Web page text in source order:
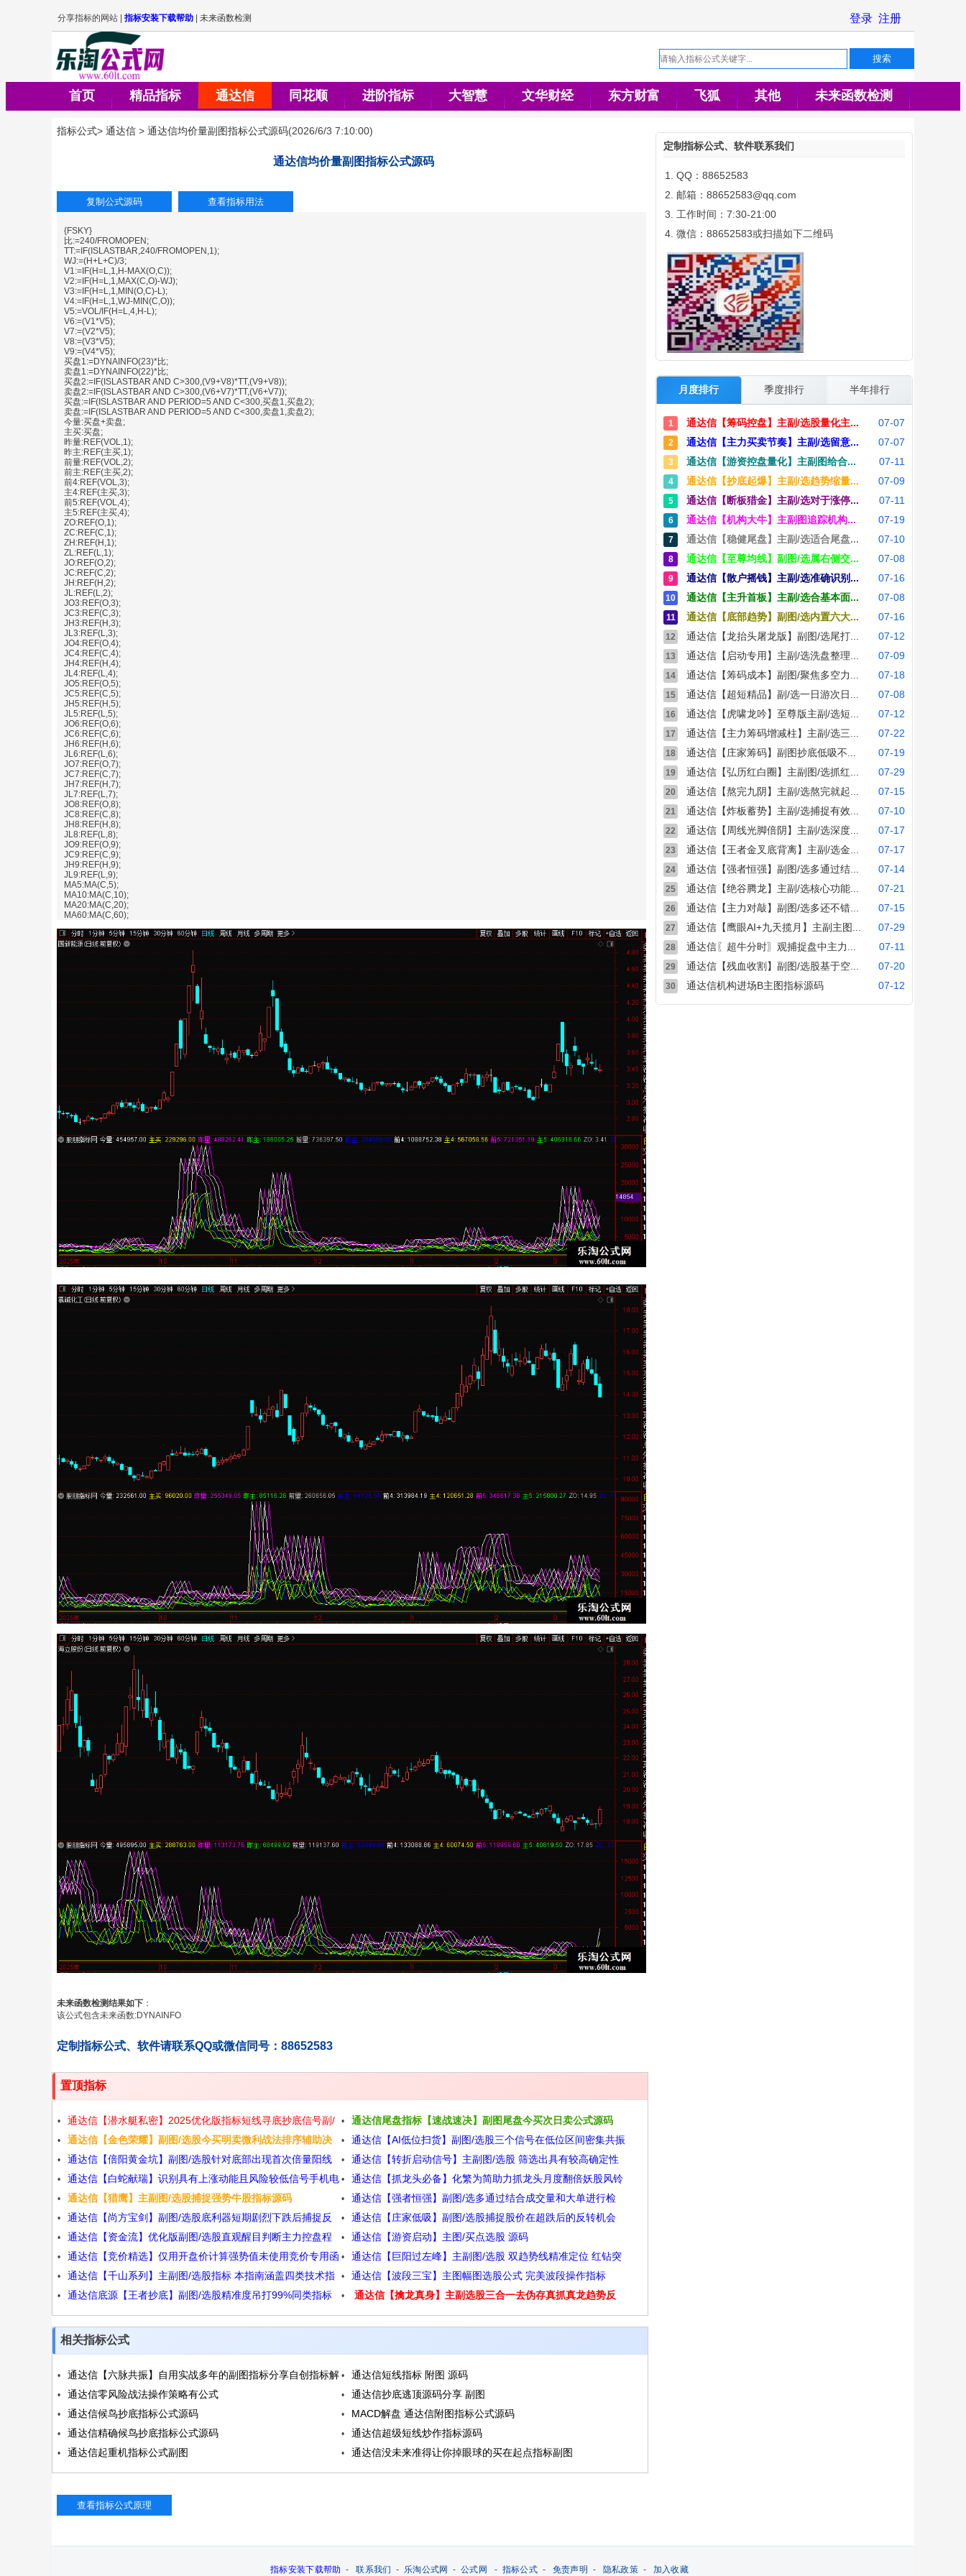
首页 精品指标 通达信 同花顺 进阶指标 大智慧 文华财经 东方财富 飞狐 其他 未来函数检测
指标公式> 通达信 > 通达信均价量副图指标公式源码(2026/6/3 7:10:00)
通达信均价量副图指标公式源码
{FSKY}
比:=240/FROMOPEN;
TT:=IF(ISLASTBAR,240/FROMOPEN,1);
WJ:=(H+L+C)/3;
V1:=IF(H=L,1,H-MAX(O,C));
V2:=IF(H=L,1,MAX(C,O)-WJ);
V3:=IF(H=L,1,MIN(O,C)-L);
V4:=IF(H=L,1,WJ-MIN(C,O));
V5:=VOL/IF(H=L,4,H-L);
V6:=(V1*V5);
V7:=(V2*V5);
V8:=(V3*V5);
V9:=(V4*V5);
买盘1:=DYNAINFO(23)*比;
卖盘1:=DYNAINFO(22)*比;
买盘2:=IF(ISLASTBAR AND C>300,(V9+V8)*TT,(V9+V8));
卖盘2:=IF(ISLASTBAR AND C>300,(V6+V7)*TT,(V6+V7));
买盘:=IF(ISLASTBAR AND PERIOD=5 AND C<300,买盘1,买盘2);
卖盘:=IF(ISLASTBAR AND PERIOD=5 AND C<300,卖盘1,卖盘2);
今量:买盘+卖盘;
主买:买盘;
昨量:REF(VOL,1);
昨主:REF(主买,1);
前量:REF(VOL,2);
前主:REF(主买,2);
前4:REF(VOL,3);
主4:REF(主买,3);
前5:REF(VOL,4);
主5:REF(主买,4);
ZO:REF(O,1);
ZC:REF(C,1);
ZH:REF(H,1);
ZL:REF(L,1);
JO:REF(O,2);
JC:REF(C,2);
JH:REF(H,2);
JL:REF(L,2);
JO3:REF(O,3);
JC3:REF(C,3);
JH3:REF(H,3);
JL3:REF(L,3);
JO4:REF(O,4);
JC4:REF(C,4);
JH4:REF(H,4);
JL4:REF(L,4);
JO5:REF(O,5);
JC5:REF(C,5);
JH5:REF(H,5);
JL5:REF(L,5);
JO6:REF(O,6);
JC6:REF(C,6);
JH6:REF(H,6);
JL6:REF(L,6);
JO7:REF(O,7);
JC7:REF(C,7);
JH7:REF(H,7);
JL7:REF(L,7);
JO8:REF(O,8);
JC8:REF(C,8);
JH8:REF(H,8);
JL8:REF(L,8);
JO9:REF(O,9);
JC9:REF(C,9);
JH9:REF(H,9);
JL9:REF(L,9);
MA5:MA(C,5);
MA10:MA(C,10);
MA20:MA(C,20);
MA60:MA(C,60);
未来函数检测结果如下 ：
该公式包含未来函数:DYNAINFO
定制指标公式、软件请联系QQ或微信同号：88652583
置顶指标
通达信【潜水艇私密】2025优化版指标短线寻底抄底信号副/
选股指标无未来函数手机电脑通用源码
通达信尾盘指标【速战速决】副图尾盘今买次日卖公式源码
通达信【金色荣耀】副图/选股今买明卖微利战法排序辅助决
策源码
通达信【AI低位扫货】副图/选股三个信号在低位区间密集共振
明牌底部源码
通达信【倍阳黄金坑】副图/选股针对底部出现首次倍量阳线
量化源码
通达信【转折启动信号】主副图/选股 筛选出具有较高确定性
的买入信号指标源码
通达信【白蛇献瑞】识别具有上涨动能且风险较低信号手机电
脑通用源码
通达信【抓龙头必备】化繁为简助力抓龙头月度翻倍妖股风铃
老师作品源码
通达信【猎鹰】主副图/选股捕捉强势牛股指标源码 通达信【强者恒强】副图/选多通过结合成交量和大单进行检
测来抓大牛源码
通达信【尚方宝剑】副图/选股底利器短期剧烈下跌后捕捉反
弹源码
通达信【庄家低吸】副图/选股捕捉股价在超跌后的反转机会
源码
通达信【资金流】优化版副图/选股直观醒目判断主力控盘程
度和市场强弱状态源码
通达信【游资启动】主图/买点选股 源码
通达信【竞价精选】仅用开盘价计算强势值未使用竞价专用函
数独特选股技巧源码
通达信【巨阳过左峰】主副图/选股 双趋势线精准定位 红钻突
破信号 高效交易源码
通达信【千山系列】主副图/选股指标 本指南涵盖四类技术指
标 专为捕捉强势股及主力动向设计
通达信【波段三宝】主图幅图选股公式 完美波段操作指标
通达信底源【王者抄底】副图/选股精准度吊打99%同类指标
源码
通达信【擒龙真身】主副选股三合一去伪存真抓真龙趋势反
转一剑封喉源码
相关指标公式
通达信【六脉共振】自用实战多年的副图指标分享自创指标解
密源码
通达信短线指标 附图 源码
通达信零风险战法操作策略有公式
通达信抄底逃顶源码分享 副图
通达信候鸟抄底指标公式源码
MACD解盘 通达信附图指标公式源码
通达信精确候鸟抄底指标公式源码
通达信超级短线炒作指标源码
通达信起重机指标公式副图
通达信没未来准得让你掉眼球的买在起点指标副图
定制指标公式、软件联系我们
QQ：88652583
邮箱：88652583@qq.com
工作时间：7:30-21:00
微信：88652583或扫描如下二维码
月度排行 季度排行 半年排行
1 通达信【筹码控盘】主副/选股量化主... 07-07
2 通达信【主力买卖节奏】主副/选留意... 07-07
3 通达信【游资控盘量化】主副图给合... 07-11
4 通达信【抄底起爆】主副/选趋势缩量... 07-09
5 通达信【断板猎金】主副/选对于涨停... 07-11
6 通达信【机构大牛】主副图追踪机构... 07-19
7 通达信【稳健尾盘】主副/选适合尾盘... 07-10
8 通达信【至尊均线】副图/选属右侧交... 07-08
9 通达信【散户摇钱】主副/选准确识别... 07-16
10 通达信【主升首板】主副/选合基本面... 07-08
11 通达信【底部趋势】副图/选内置六大... 07-16
12 通达信【龙抬头屠龙版】副图/选尾打... 07-12
13 通达信【启动专用】主副/选洗盘整理... 07-09
14 通达信【筹码成本】副图/聚焦多空力... 07-18
15 通达信【超短精品】副/选一日游次日... 07-08
16 通达信【虎啸龙吟】至尊版主副/选短... 07-12
17 通达信【主力筹码增减柱】主副/选三... 07-22
18 通达信【庄家筹码】副图抄底低吸不... 07-19
19 通达信【弘历红白圈】主副图/选抓红... 07-29
20 通达信【熬完九阴】主副/选熬完就起... 07-15
21 通达信【炸板蓄势】主副/选捕捉有效... 07-10
22 通达信【周线光脚倍阴】主副/选深度... 07-17
23 通达信【王者金叉底背离】主副/选金... 07-17
24 通达信【强者恒强】副图/选多通过结... 07-14
25 通达信【绝谷腾龙】主副/选核心功能... 07-21
26 通达信【主力对敲】副图/选多还不错... 07-15
27 通达信【鹰眼AI+九天揽月】主副主图... 07-29
28 通达信〖超牛分时〗观捕捉盘中主力... 07-11
29 通达信【残血收割】副图/选股基于空... 07-20
30 通达信机构进场B主图指标源码 07-12
指标安装下载帮助 -联系我们 - 乐淘公式网 -公式网 - 指标公式- 免责声明 - 隐私政策- 加入收藏